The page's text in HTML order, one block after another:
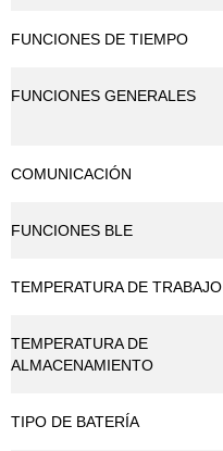
FUNCIONES DE TIEMPO
FUNCIONES GENERALES
COMUNICACIÓN
FUNCIONES BLE
TEMPERATURA DE TRABAJO
TEMPERATURA DE
ALMACENAMIENTO
TIPO DE BATERÍA